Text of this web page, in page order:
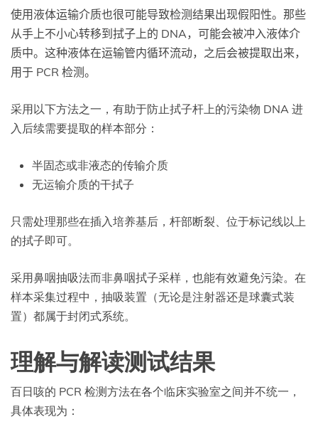
使用液体运输介质也很可能导致检测结果出现假阳性。那些
从手上不小心转移到拭子上的 DNA，可能会被冲入液体介
质中。这种液体在运输管内循环流动，之后会被提取出来，
用于 PCR 检测。
采用以下方法之一，有助于防止拭子杆上的污染物 DNA 进
入后续需要提取的样本部分：
半固态或非液态的传输介质
无运输介质的干拭子
只需处理那些在插入培养基后，杆部断裂、位于标记线以上
的拭子即可。
采用鼻咽抽吸法而非鼻咽拭子采样，也能有效避免污染。在
样本采集过程中，抽吸装置（无论是注射器还是球囊式装
置）都属于封闭式系统。
理解与解读测试结果
百日咳的 PCR 检测方法在各个临床实验室之间并不统一，
具体表现为：